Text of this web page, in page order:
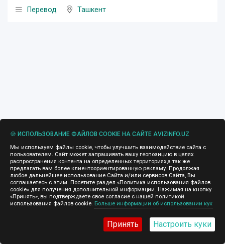
Перевод
Ташкент
🍪 ИСПОЛЬЗОВАНИЕ ФАЙЛОВ COOKIE НА САЙТЕ AVIZINFO.UZ
Мы используем файлы cookie, чтобы улучшить взаимодействие сайта с
пользователем. Сайт может запрашивать вашу геопозицию в целях
распространения контента на определенных территориях,а так же
предлагать вам более клиентоориентированную рекламу. Продолжая
любое дальнейшее использование Сайта и/или сервисов Сайта, Вы
соглашаетесь с этим. Посетите раздел «Политика использования файлов
cookie» для получения дополнительной информации. Нажимая на кнопку
«Принять», вы подтверждаете свое согласие с нашей политикой
использования файлов cookie. Больше информации об использовании кук
Принять Настроить куки